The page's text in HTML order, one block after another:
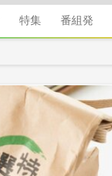
特集 番組発